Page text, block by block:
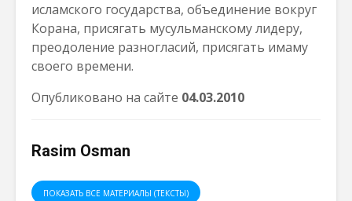
исламского государства, объединение вокруг
Корана, присягать мусульманскому лидеру,
преодоление разногласий, присягать имаму
своего времени.
Опубликовано на сайте 04.03.2010
Rasim Osman
ПОКАЗАТЬ ВСЕ МАТЕРИАЛЫ (ТЕКСТЫ)